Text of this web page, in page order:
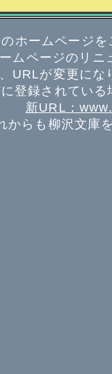
ホームページ
ムページのリ
URLが変更に
に登録されてい
新URL：
からも柳沢文庫